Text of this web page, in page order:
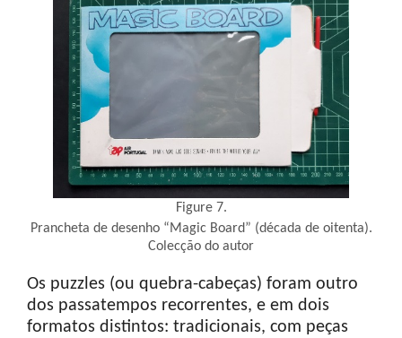
Figure 7.
Prancheta de desenho “Magic Board” (década de oitenta).
Colecção do autor
Os puzzles (ou quebra-cabeças) foram outro
dos passatempos recorrentes, e em dois
formatos distintos: tradicionais, com peças